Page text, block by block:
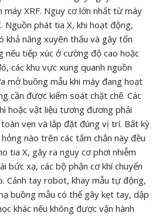
XRF. Nguy cơ lớn nhất từ máy
Nguồn phát tia X, khi hoạt động,
khả năng xuyên thấu và gây tổn
nếu tiếp xúc ở cường độ cao hoặc
các khu vực xung quanh nguồn
mở buồng mẫu khi máy đang hoạt
cần được kiểm soát chặt chẽ. Các
hoặc vật liệu tương đương phải
vẹn và lắp đặt đúng vị trí. Bất kỳ
nào trên các tấm chắn này đều
tia X, gây ra nguy cơ phơi nhiễm
bức xạ, các bộ phận cơ khí chuyển
Cánh tay robot, khay mẫu tự động,
buồng mẫu có thể gây kẹt tay, dập
khác nếu không được vận hành